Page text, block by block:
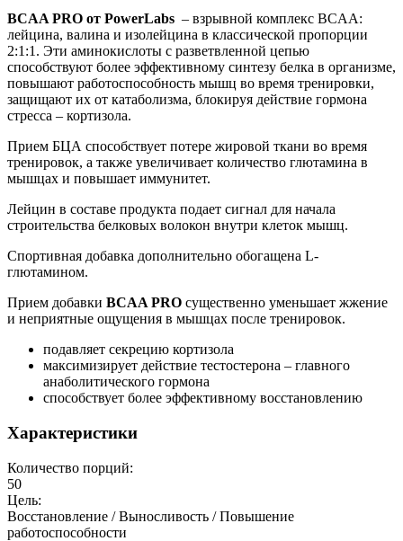
BCAA PRO от PowerLabs – взрывной комплекс BCAA:
лейцина, валина и изолейцина в классической пропорции
2:1:1. Эти аминокислоты с разветвленной цепью
способствуют более эффективному синтезу белка в организме,
повышают работоспособность мышц во время тренировки,
защищают их от катаболизма, блокируя действие гормона
стресса – кортизола.
Прием БЦА способствует потере жировой ткани во время
тренировок, а также увеличивает количество глютамина в
мышцах и повышает иммунитет.
Лейцин в составе продукта подает сигнал для начала
строительства белковых волокон внутри клеток мышц.
Спортивная добавка дополнительно обогащена L-
глютамином.
Прием добавки BCAA PRO существенно уменьшает жжение
и неприятные ощущения в мышцах после тренировок.
подавляет секрецию кортизола
максимизирует действие тестостерона – главного
анаболитического гормона
способствует более эффективному восстановлению
Характеристики
Количество порций:
50
Цель:
Восстановление / Выносливость / Повышение
работоспособности